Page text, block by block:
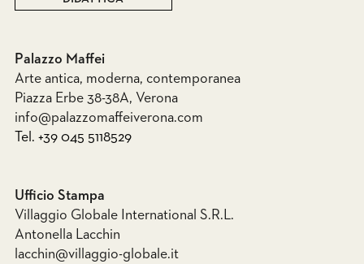
Palazzo Maffei
Arte antica, moderna, contemporanea
Piazza Erbe 38-38A, Verona
info@palazzomaffeiverona.com
Tel. +39 045 5118529
Ufficio Stampa
Villaggio Globale International S.R.L.
Antonella Lacchin
lacchin@villaggio-globale.it